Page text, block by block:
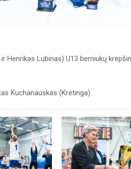
Henrikas Lubinas) U13 berniukų
Kuchanauskas (Kretinga).